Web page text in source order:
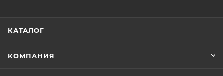
КАТАЛОГ
КОМПАНИЯ